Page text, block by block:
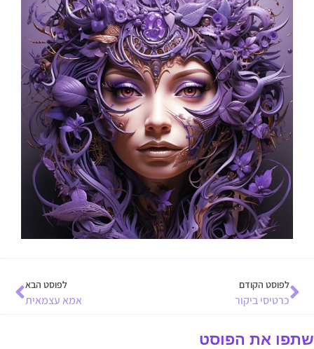
לפוסט הקודם
כרטיסי ביקור
לפוסט הבא
אמא עצמאית
שתפו את הפוסט